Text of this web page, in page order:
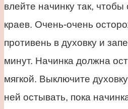
влейте начинку так,
краев. Очень-очень
противень в духовку и
минут. Начинка должна
мягкой. Выключите
ней остывать, пока